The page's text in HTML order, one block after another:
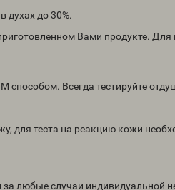
духах до 30%.
Вами продукте.
Всегда тестируйте
для теста на реакцию кожи
любые случаи индивидуальной